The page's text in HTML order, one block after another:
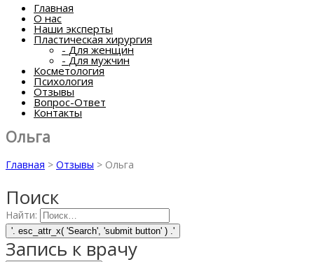
Главная
О нас
Наши эксперты
Пластическая хирургия
- Для женщин
- Для мужчин
Косметология
Психология
Отзывы
Вопрос-Ответ
Контакты
Ольга
Главная > Отзывы > Ольга
Поиск
Найти:
Запись к врачу